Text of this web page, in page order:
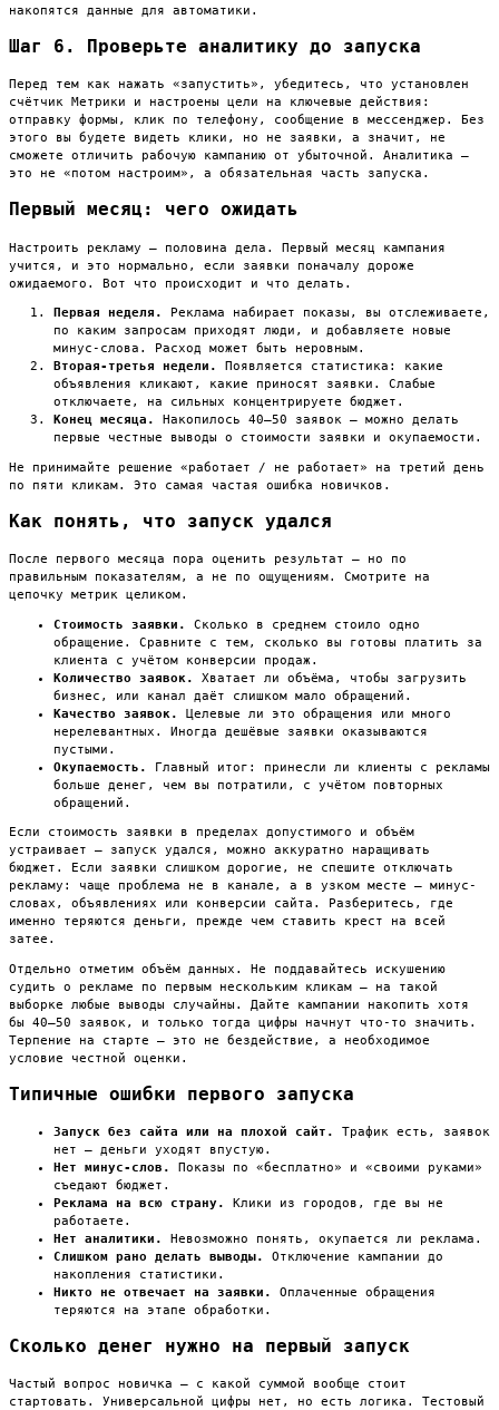
накопятся данные для автоматики.
Шаг 6. Проверьте аналитику до запуска
Перед тем как нажать «запустить», убедитесь, что установлен
счётчик Метрики и настроены цели на ключевые действия:
отправку формы, клик по телефону, сообщение в мессенджер. Без
этого вы будете видеть клики, но не заявки, а значит, не
сможете отличить рабочую кампанию от убыточной. Аналитика —
это не «потом настроим», а обязательная часть запуска.
Первый месяц: чего ожидать
Настроить рекламу — половина дела. Первый месяц кампания
учится, и это нормально, если заявки поначалу дороже
ожидаемого. Вот что происходит и что делать.
Первая неделя.
Реклама набирает показы, вы отслеживаете,
по каким запросам приходят люди, и добавляете новые
минус-слова. Расход может быть неровным.
Вторая-третья недели.
Появляется статистика: какие
объявления кликают, какие приносят заявки. Слабые
отключаете, на сильных концентрируете бюджет.
Конец месяца.
Накопилось 40–50 заявок — можно делать
первые честные выводы о стоимости заявки и окупаемости.
Не принимайте решение «работает / не работает» на третий день
по пяти кликам. Это самая частая ошибка новичков.
Как понять, что запуск удался
После первого месяца пора оценить результат — но по
правильным показателям, а не по ощущениям. Смотрите на
цепочку метрик целиком.
Стоимость заявки.
Сколько в среднем стоило одно
обращение. Сравните с тем, сколько вы готовы платить за
клиента с учётом конверсии продаж.
Количество заявок.
Хватает ли объёма, чтобы загрузить
бизнес, или канал даёт слишком мало обращений.
Качество заявок.
Целевые ли это обращения или много
нерелевантных. Иногда дешёвые заявки оказываются
пустыми.
Окупаемость.
Главный итог: принесли ли клиенты с рекламы
больше денег, чем вы потратили, с учётом повторных
обращений.
Если стоимость заявки в пределах допустимого и объём
устраивает — запуск удался, можно аккуратно наращивать
бюджет. Если заявки слишком дорогие, не спешите отключать
рекламу: чаще проблема не в канале, а в узком месте — минус-
словах, объявлениях или конверсии сайта. Разберитесь, где
именно теряются деньги, прежде чем ставить крест на всей
затее.
Отдельно отметим объём данных. Не поддавайтесь искушению
судить о рекламе по первым нескольким кликам — на такой
выборке любые выводы случайны. Дайте кампании накопить хотя
бы 40–50 заявок, и только тогда цифры начнут что-то значить.
Терпение на старте — это не бездействие, а необходимое
условие честной оценки.
Типичные ошибки первого запуска
Запуск без сайта или на плохой сайт.
Трафик есть, заявок
нет — деньги уходят впустую.
Нет минус-слов.
Показы по «бесплатно» и «своими руками»
съедают бюджет.
Реклама на всю страну.
Клики из городов, где вы не
работаете.
Нет аналитики.
Невозможно понять, окупается ли реклама.
Слишком рано делать выводы.
Отключение кампании до
накопления статистики.
Никто не отвечает на заявки.
Оплаченные обращения
теряются на этапе обработки.
Сколько денег нужно на первый запуск
Частый вопрос новичка — с какой суммой вообще стоит
стартовать. Универсальной цифры нет, но есть логика. Тестовый